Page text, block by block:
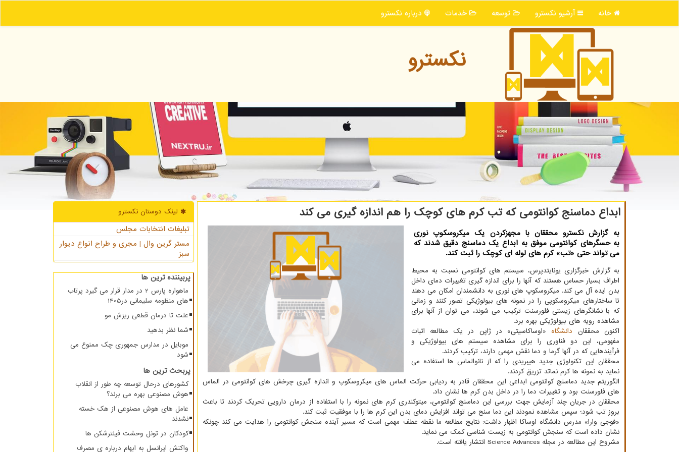
خانه آرشیو نكسترو توسعه خدمات درباره نكسترو
نكسترو
ابداع دماسنج كوانتومی كه تب كرم های كوچك را هم اندازه گیری می كند
به گزارش نكسترو محققان با مجهزكردن یك میكروسكوپ نوری
به حسگرهای كوانتومی موفق به ابداع یك دماسنج دقیق شدند كه
می تواند حتی «تب» كرم های لوله ای كوچك را ثبت كند.
به گزارش خبرگزاری یونایتدپرس، سیستم های کوانتومی نسبت به محیط
اطراف بسیار حساس هستند که آنها را برای اندازه گیری تغییرات دمای داخل
بدن ایده آل می کند. میکروسکوپ های نوری به دانشمندان امکان می دهند
تا ساختارهای میکروسکوپی را در نمونه های بیولوژیکی تصور کنند و زمانی
که با نشانگرهای زیستی فلورسنت ترکیب می شوند، می توان از آنها برای
مشاهده رویه های بیولوژیکی بهره برد.
اکنون محققان دانشگاه «اوساکاسیتی» در ژاپن در یک مطالعه اثبات
مفهومی، این دو فناوری را برای مشاهده سیستم های بیولوژیکی و
فرآیندهایی که در آنها گرما و دما نقش مهمی دارند، ترکیب کردند.
محققان این تکنولوژی جدید هیبریدی را که از نانوالماس ها استفاده می
نماید به نمونه ها کرم نماتد تزریق کردند.
الگوریتم جدید دماسنج کوانتومی ابداعی این محققان قادر به ردیابی حرکت الماس های میکروسکوپ و اندازه گیری چرخش های کوانتومی در الماس
های فلورسنت بود و تغییرات دما را در داخل بدن کرم ها نشان داد.
محققان در جریان چند آزمایش جهت بررسی این دماسنج کوانتومی، میتوکندری کرم های نمونه را با استفاده از درمان دارویی تحریک کردند تا باعث
بروز تب شود؛ سپس مشاهده نمودند این دما سنج می تواند افزایش دمای بدن این کرم ها را با موفقیت ثبت کند.
«فوجی وارا» مدرس دانشگاه اوساکا اظهار داشت: نتایج مطالعه ما نقطه عطف مهمی است که مسیر آینده سنجش کوانتومی را هدایت می کند چونکه
نشان داده است که سنجش کوانتومی به زیست شناسی کمک می نماید.
مشروح این مطالعه در مجله Science Advances انتشار یافته است.
لینک دوستان نكسترو
تبلیغات انتخابات مجلس
مستر گرین وال | مجری و طراح انواع دیوار
سبز
پربیننده ترین ها
ماهواره پارس 2 در مدار قرار می گیرد پرتاب
های منظومه سلیمانی در1405
علت تا درمان قطعی ریزش مو
شما نظر بدهید
موبایل در مدارس جمهوری چک ممنوع می
شود
پربحث ترین ها
کشورهای درحال توسعه چه طور از انقلاب
هوش مصنوعی بهره می برند؟
عامل های هوش مصنوعی از هک خسته
نشدند
کودکان در تونل وحشت فیلترشکن ها
واکنش ایرانسل به ابهام درباره ی مصرف